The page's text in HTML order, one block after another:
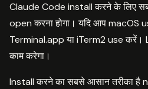
Claude Code install करने के लिए
open करना होगा। यदि आप macOS
Terminal.app या iTerm2 use करें।
काम करेगा।
Install करने का सबसे आसान तरीका है